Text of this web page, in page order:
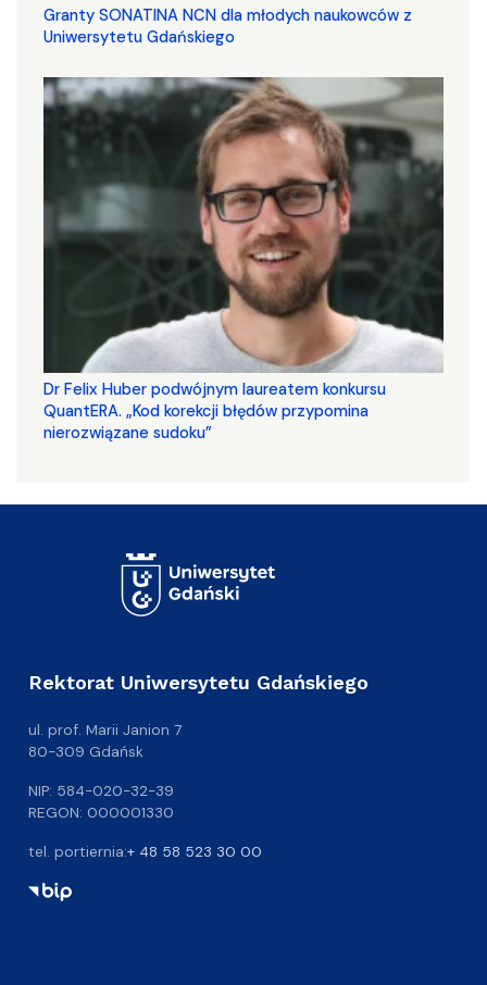
Granty SONATINA NCN dla młodych naukowców z
Uniwersytetu Gdańskiego
Dr Felix Huber podwójnym laureatem konkursu
QuantERA. „Kod korekcji błędów przypomina
nierozwiązane sudoku”
Rektorat Uniwersytetu Gdańskiego
ul. prof. Marii Janion 7
80-309 Gdańsk
NIP: 584-020-32-39
REGON: 000001330
tel. portiernia:+ 48 58 523 30 00